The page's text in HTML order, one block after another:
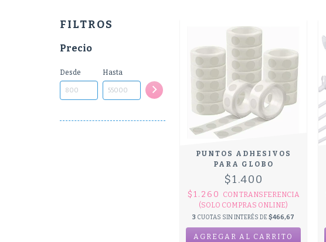
FILTROS
Precio
Desde Hasta
PUNTOS ADHESIVOS
PARA GLOBO
$1.400
$1.260 CONTRANSFERENCIA
(SOLO COMPRAS ONLINE)
3 CUOTAS SIN INTERÉS DE$466,67